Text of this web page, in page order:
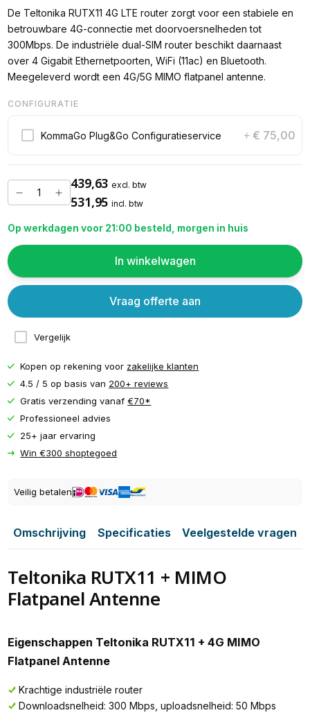
De Teltonika RUTX11 4G LTE router zorgt voor een stabiele en
betrouwbare 4G-connectie met doorvoersnelheden tot
300Mbps. De industriële dual-SIM router beschikt daarnaast
over 4 Gigabit Ethernetpoorten, WiFi (11ac) en Bluetooth.
Meegeleverd wordt een 4G/5G MIMO flatpanel antenne.
CONFIGURATIE
KommaGo Plug&Go Configuratieservice + € 75,00
439,63 excl. btw
531,95 incl. btw
Op werkdagen voor 21:00 besteld, morgen in huis
In winkelwagen
Vergelijk
Vraag offerte aan
Kopen op rekening voor zakelijke klanten
4.5 / 5 op basis van 200+ reviews
Gratis verzending vanaf€70*
Professioneel advies
25+ jaar ervaring
Win €300 shoptegoed
Veilig betalen
Omschrijving Specificaties Veelgestelde vragen
Teltonika RUTX11 + MIMO
Flatpanel Antenne
Eigenschappen Teltonika RUTX11 + 4G MIMO
Flatpanel Antenne
Krachtige industriële router
Downloadsnelheid: 300 Mbps, uploadsnelheid: 50 Mbps